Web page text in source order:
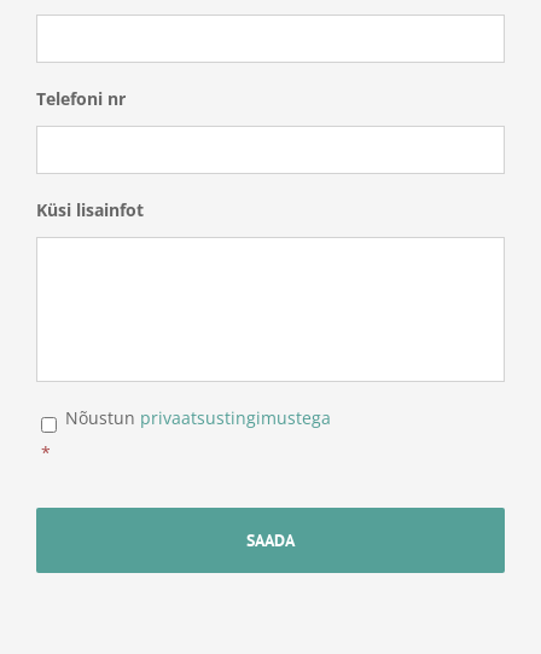
Telefoni nr
Küsi lisainfot
Nõustun privaatsustingimustega
*